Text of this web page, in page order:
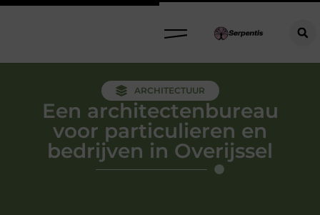
ARCHITECTUUR
Een architectenbureau
voor particulieren en
bedrijven in Overijssel